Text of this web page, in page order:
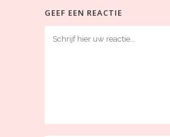
GEEF EEN REACTIE